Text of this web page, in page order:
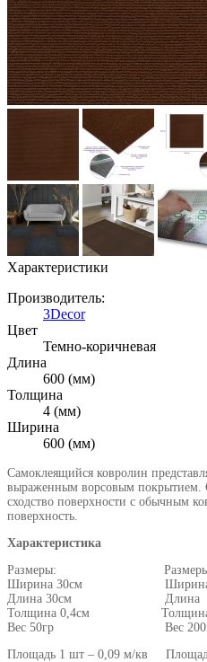
Характеристики
Производитель:
3Decor
Цвет
Темно-коричневая
Длина
600 (мм)
Толщина
4 (мм)
Ширина
600 (мм)
Самоклеящийся ковролин
выраженным ворсовым покрытием.
сходство поверхности с обычным
поверхность.
Характеристика
Размеры:
Ширина 30см Ширина
Длина 30см Длина
Толщина 0,4см Толщина
Вес 50гр Вес
Площадь 1 шт – 0,09 м/кв